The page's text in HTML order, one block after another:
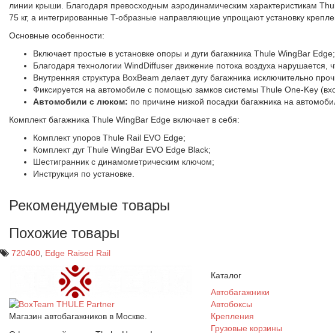
линии крыши. Благодаря превосходным аэродинамическим характеристикам
75 кг, а интегрированные T-образные направляющие упрощают установку
Основные особенности:
Включает простые в установке опоры и дуги багажника Thule WingBar Edge;
Благодаря технологии WindDiffuser движение потока воздуха
Внутренняя структура BoxBeam делает дугу багажника исключительно
Фиксируется на автомобиле с помощью замков системы Thule One-Key
Автомобили с люком: по причине низкой посадки багажника на
Комплект багажника Thule WingBar Edge включает в себя:
Комплект упоров Thule Rail EVO Edge;
Комплект дуг Thule WingBar EVO Edge Black;
Шестигранник с динамометрическим ключом;
Инструкция по установке.
Рекомендуемые товары
Похожие товары
720400 Edge Raised Rail
Магазин автобагажников в Москве.
Каталог
Автобагажники
Автобоксы
Крепления
Грузовые корзины